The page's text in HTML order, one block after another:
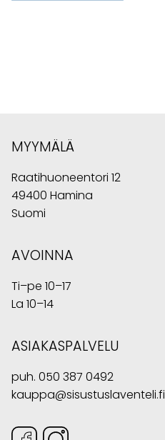
MYYMÄLÄ
Raatihuoneentori 12
49400 Hamina
Suomi
AVOINNA
Ti–pe 10–17
La 10–14
ASIAKASPALVELU
puh. 050 387 0492
kauppa@sisustuslaventeli.fi